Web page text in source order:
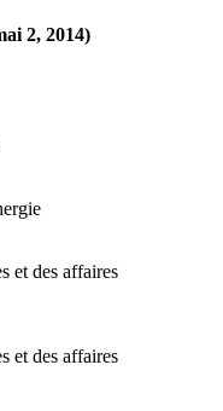
2, 2014)
et des affaires
et des affaires